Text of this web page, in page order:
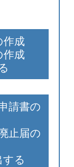
作成
作成
請書の
止届の
する